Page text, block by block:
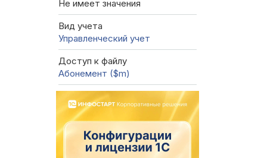
Не имеет значения
Вид учета
Управленческий учет
Доступ к файлу
Абонемент ($m)